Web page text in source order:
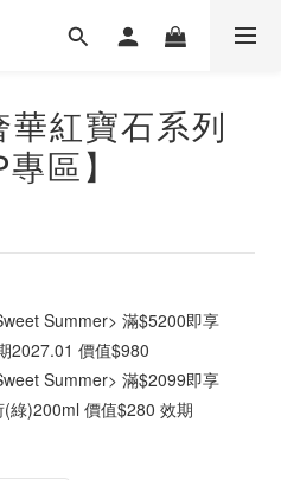
紅寶石系列
區】
Summer> 滿$5200即享
2027.01 價值$980
Summer> 滿$2099即享
綠)200ml 價值$280 效期